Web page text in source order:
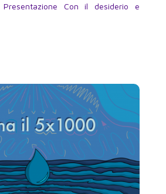
Presentazione Con il desiderio e